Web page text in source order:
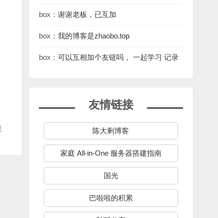
box： 谢谢老板，已互加
box： 我的博客是zhaobo.top
box： 可以互相加个友链吗， 一起学习 记录
友情链接
陈大剩博客
家庭 All-in-One 服务器搭建指南
国光
巴啦啦的积累